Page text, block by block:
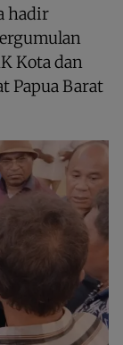
hadir
Kota dan
Papua Barat